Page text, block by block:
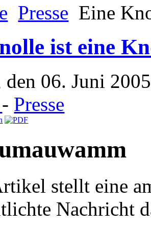
Presse Eine
ist eine
den 06. Juni
- Presse
stellt eine
Nachricht